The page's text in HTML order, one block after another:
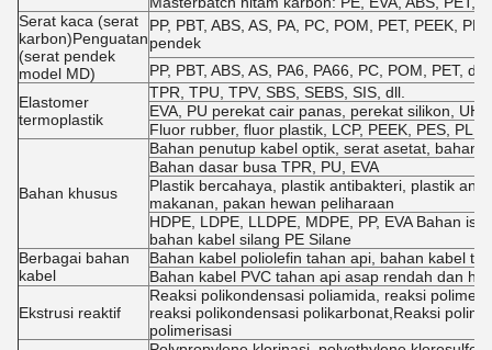
Serat kaca (serat
karbon)Penguatan
(serat pendek
model MD)
PP, PBT, ABS, AS, PA, PC, POM, PET, PEEK,
pendek
PP, PBT, ABS, AS, PA6, PA66, PC, POM, PET,
Elastomer
termoplastik
TPR, TPU, TPV, SBS, SEBS, SIS, dll.
EVA, PU perekat cair panas, perekat silikon,
Fluor rubber, fluor plastik, LCP, PEEK, PES, PL,
Bahan khusus
Bahan penutup kabel optik, serat asetat, bahan
Bahan dasar busa TPR, PU, EVA
Plastik bercahaya, plastik antibakteri, plastik
makanan, pakan hewan peliharaan
HDPE, LDPE, LLDPE, MDPE, PP, EVA Bahan
bahan kabel silang PE Silane
Berbagai bahan
kabel
Bahan kabel poliolefin tahan api, bahan kabel
Bahan kabel PVC tahan api asap rendah dan
Ekstrusi reaktif
Reaksi polikondensasi poliamida, reaksi
reaksi polikondensasi polikarbonat,Reaksi
polimerisasi